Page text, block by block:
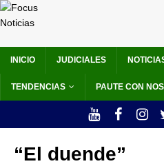
INICIO JUDICIALES
TENDENCIAS PAUTE CON
“El duende”